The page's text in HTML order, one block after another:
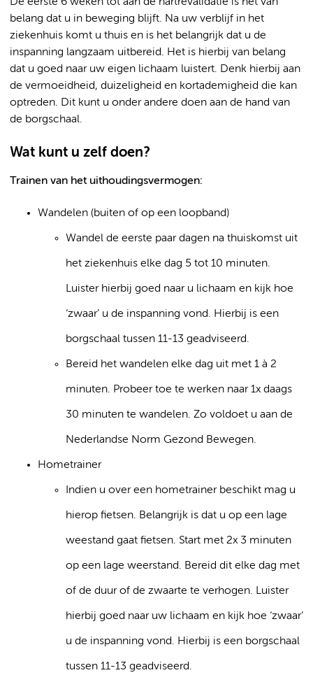
belang dat u in beweging blijft. Na uw verblijf in het
ziekenhuis komt u thuis en is het belangrijk dat u de
inspanning langzaam uitbereid. Het is hierbij van belang
dat u goed naar uw eigen lichaam luistert. Denk hierbij aan
de vermoeidheid, duizeligheid en kortademigheid die kan
optreden. Dit kunt u onder andere doen aan de hand van
de borgschaal.
Wat kunt u zelf doen?
Trainen van het uithoudingsvermogen:
Wandelen (buiten of op een loopband)
Wandel de eerste paar dagen na thuiskomst uit
het ziekenhuis elke dag 5 tot 10 minuten.
Luister hierbij goed naar u lichaam en kijk hoe
‘zwaar’ u de inspanning vond. Hierbij is een
borgschaal tussen 11-13 geadviseerd.
Bereid het wandelen elke dag uit met 1 à 2
minuten. Probeer toe te werken naar 1x daags
30 minuten te wandelen. Zo voldoet u aan de
Nederlandse Norm Gezond Bewegen.
Hometrainer
Indien u over een hometrainer beschikt mag u
hierop fietsen. Belangrijk is dat u op een lage
weestand gaat fietsen. Start met 2x 3 minuten
op een lage weerstand. Bereid dit elke dag met
of de duur of de zwaarte te verhogen. Luister
hierbij goed naar uw lichaam en kijk hoe ‘zwaar’
u de inspanning vond. Hierbij is een borgschaal
tussen 11-13 geadviseerd.